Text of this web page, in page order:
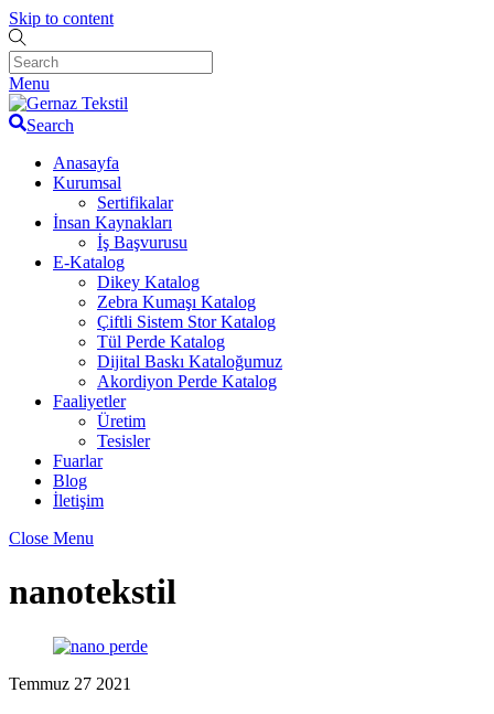
Skip to content
Menu
Search
Anasayfa
Kurumsal
Sertifikalar
İnsan Kaynakları
İş Başvurusu
E-Katalog
Dikey Katalog
Zebra Kumaşı Katalog
Çiftli Sistem Stor Katalog
Tül Perde Katalog
Dijital Baskı Kataloğumuz
Akordiyon Perde Katalog
Faaliyetler
Üretim
Tesisler
Fuarlar
Blog
İletişim
Close Menu
nanotekstil
Temmuz 27 2021